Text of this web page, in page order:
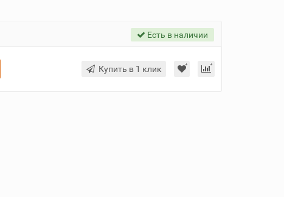
Есть в наличии
Купить в 1 клик